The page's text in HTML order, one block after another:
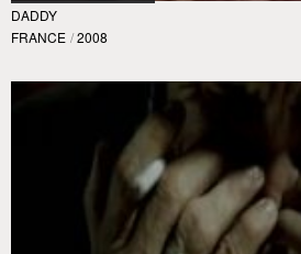
DADDY
FRANCE / 2008